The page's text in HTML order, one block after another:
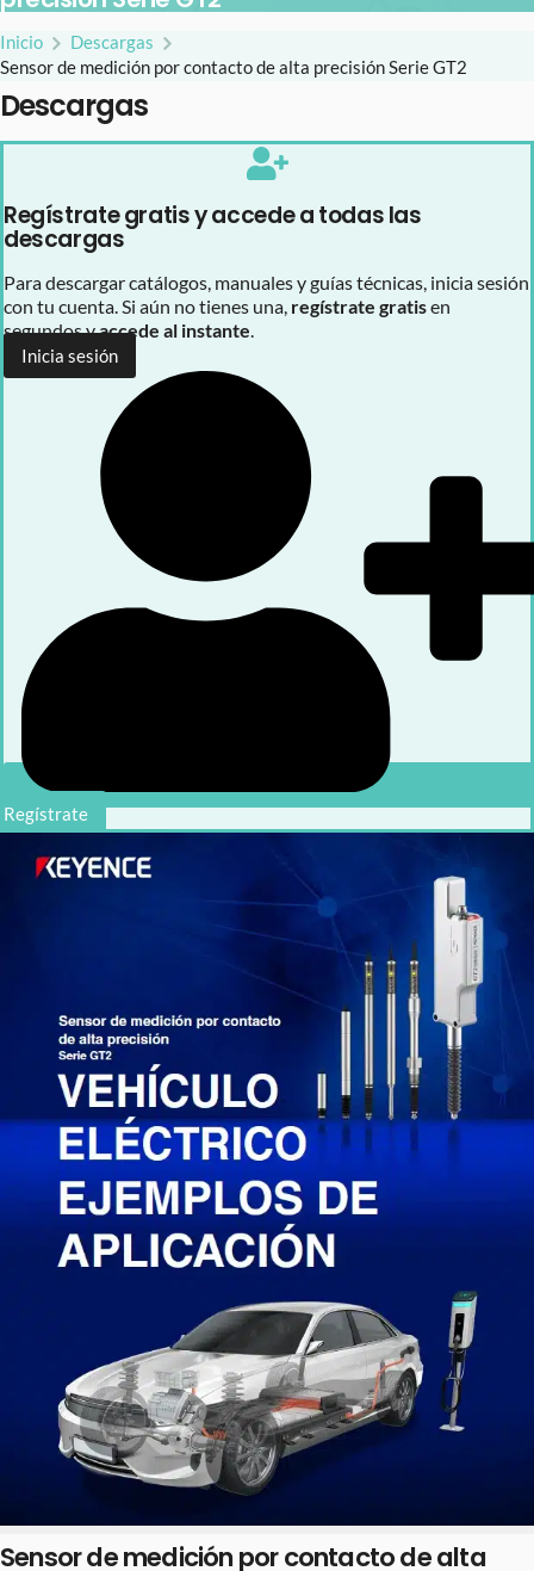
Inicio
Descargas
Sensor de medición por contacto de alta precisión Serie GT2
Descargas
Regístrate gratis y accede a todas las
descargas
Para descargar catálogos, manuales y guías técnicas, inicia sesión
con tu cuenta. Si aún no tienes una, regístrate gratisen
segundos yaccede al instante.
Inicia sesión
Regístrate
Sensor de medición por contacto de alta